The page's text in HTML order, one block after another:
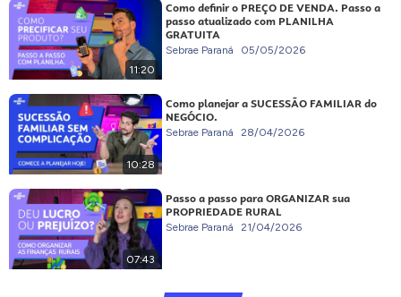
11:20
Como definir o PREÇO DE VENDA. Passo a
passo atualizado com PLANILHA
GRATUITA
Sebrae Paraná 05/05/2026
10:28
Como planejar a SUCESSÃO FAMILIAR do
NEGÓCIO.
Sebrae Paraná 28/04/2026
07:43
Passo a passo para ORGANIZAR sua
PROPRIEDADE RURAL
Sebrae Paraná 21/04/2026